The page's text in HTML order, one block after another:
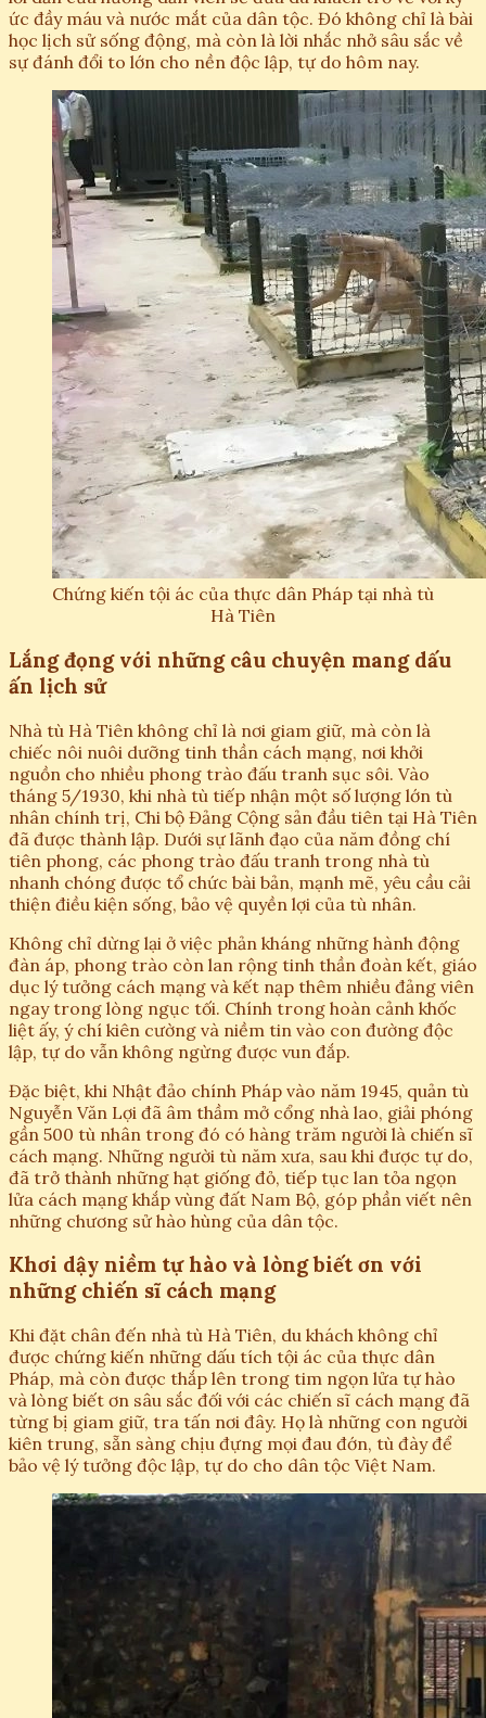
ức đầy máu và nước mắt của dân tộc. Đó không chỉ là bài
học lịch sử sống động, mà còn là lời nhắc nhở sâu sắc về
sự đánh đổi to lớn cho nền độc lập, tự do hôm nay.
Chứng kiến tội ác của thực dân Pháp tại nhà tù
Hà Tiên
Lắng đọng với những câu chuyện mang dấu
ấn lịch sử
Nhà tù Hà Tiên không chỉ là nơi giam giữ, mà còn là
chiếc nôi nuôi dưỡng tinh thần cách mạng, nơi khởi
nguồn cho nhiều phong trào đấu tranh sục sôi. Vào
tháng 5/1930, khi nhà tù tiếp nhận một số lượng lớn tù
nhân chính trị, Chi bộ Đảng Cộng sản đầu tiên tại Hà Tiên
đã được thành lập. Dưới sự lãnh đạo của năm đồng chí
tiên phong, các phong trào đấu tranh trong nhà tù
nhanh chóng được tổ chức bài bản, mạnh mẽ, yêu cầu cải
thiện điều kiện sống, bảo vệ quyền lợi của tù nhân.
Không chỉ dừng lại ở việc phản kháng những hành động
đàn áp, phong trào còn lan rộng tinh thần đoàn kết, giáo
dục lý tưởng cách mạng và kết nạp thêm nhiều đảng viên
ngay trong lòng ngục tối. Chính trong hoàn cảnh khốc
liệt ấy, ý chí kiên cường và niềm tin vào con đường độc
lập, tự do vẫn không ngừng được vun đắp.
Đặc biệt, khi Nhật đảo chính Pháp vào năm 1945, quản tù
Nguyễn Văn Lợi đã âm thầm mở cổng nhà lao, giải phóng
gần 500 tù nhân trong đó có hàng trăm người là chiến sĩ
cách mạng. Những người tù năm xưa, sau khi được tự do,
đã trở thành những hạt giống đỏ, tiếp tục lan tỏa ngọn
lửa cách mạng khắp vùng đất Nam Bộ, góp phần viết nên
những chương sử hào hùng của dân tộc.
Khơi dậy niềm tự hào và lòng biết ơn với
những chiến sĩ cách mạng
Khi đặt chân đến nhà tù Hà Tiên, du khách không chỉ
được chứng kiến những dấu tích tội ác của thực dân
Pháp, mà còn được thắp lên trong tim ngọn lửa tự hào
và lòng biết ơn sâu sắc đối với các chiến sĩ cách mạng đã
từng bị giam giữ, tra tấn nơi đây. Họ là những con người
kiên trung, sẵn sàng chịu đựng mọi đau đớn, tù đày để
bảo vệ lý tưởng độc lập, tự do cho dân tộc Việt Nam.